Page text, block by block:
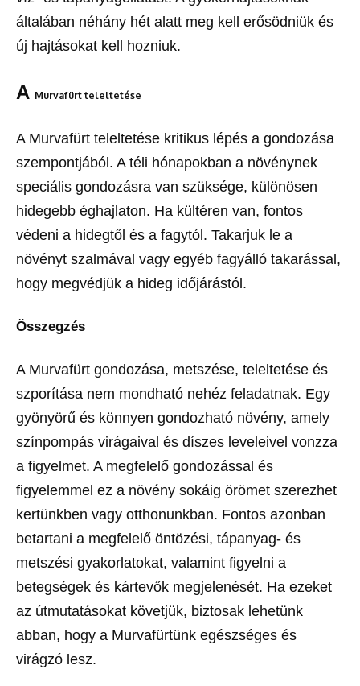
általában néhány hét alatt meg kell erősödniük és
új hajtásokat kell hozniuk.
A Murvafürt teleltetése
A Murvafürt teleltetése kritikus lépés a gondozása
szempontjából. A téli hónapokban a növénynek
speciális gondozásra van szüksége, különösen
hidegebb éghajlaton. Ha kültéren van, fontos
védeni a hidegtől és a fagytól. Takarjuk le a
növényt szalmával vagy egyéb fagyálló takarással,
hogy megvédjük a hideg időjárástól.
Összegzés
A Murvafürt gondozása, metszése, teleltetése és
szporítása nem mondható nehéz feladatnak. Egy
gyönyörű és könnyen gondozható növény, amely
színpompás virágaival és díszes leveleivel vonzza
a figyelmet. A megfelelő gondozással és
figyelemmel ez a növény sokáig örömet szerezhet
kertünkben vagy otthonunkban. Fontos azonban
betartani a megfelelő öntözési, tápanyag- és
metszési gyakorlatokat, valamint figyelni a
betegségek és kártevők megjelenését. Ha ezeket
az útmutatásokat követjük, biztosak lehetünk
abban, hogy a Murvafürtünk egészséges és
virágzó lesz.